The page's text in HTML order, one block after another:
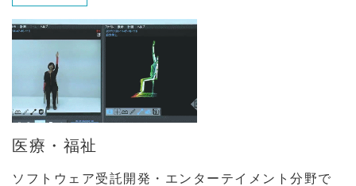
医療・福祉
ソフトウェア受託開発・エンターテイメント分野で